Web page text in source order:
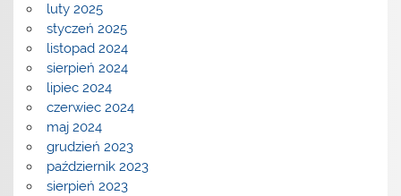
luty 2025
styczeń 2025
listopad 2024
sierpień 2024
lipiec 2024
czerwiec 2024
maj 2024
grudzień 2023
październik 2023
sierpień 2023